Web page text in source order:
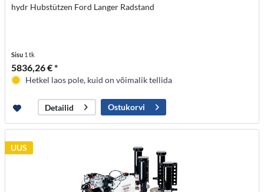
hydr Hubstützen Ford Langer Radstand
Sisu 1 tk
5836,26 € *
Hetkel laos pole, kuid on võimalik tellida
Detailid Ostukorvi
UUS